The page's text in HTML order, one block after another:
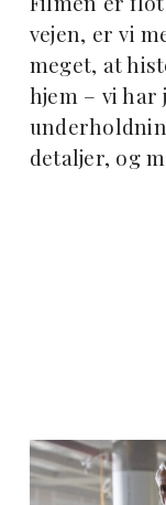
vejen, er vi
meget, at
hjem – vi har
detaljer, og